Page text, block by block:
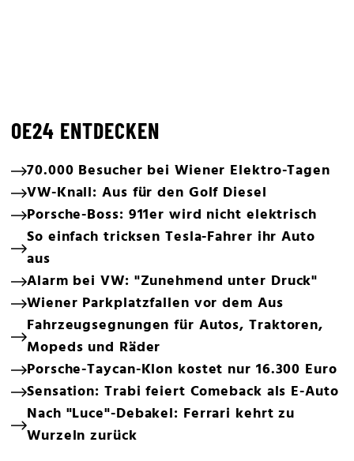
OE24 ENTDECKEN
70.000 Besucher bei Wiener Elektro-Tagen
VW-Knall: Aus für den Golf Diesel
Porsche-Boss: 911er wird nicht elektrisch
So einfach tricksen Tesla-Fahrer ihr Auto
aus
Alarm bei VW: "Zunehmend unter Druck"
Wiener Parkplatzfallen vor dem Aus
Fahrzeugsegnungen für Autos, Traktoren,
Mopeds und Räder
Porsche-Taycan-Klon kostet nur 16.300 Euro
Sensation: Trabi feiert Comeback als E-Auto
Nach "Luce"-Debakel: Ferrari kehrt zu
Wurzeln zurück